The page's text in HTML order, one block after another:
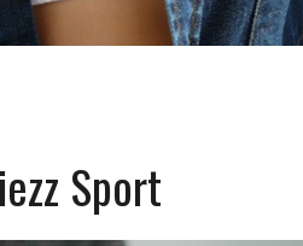
Sport